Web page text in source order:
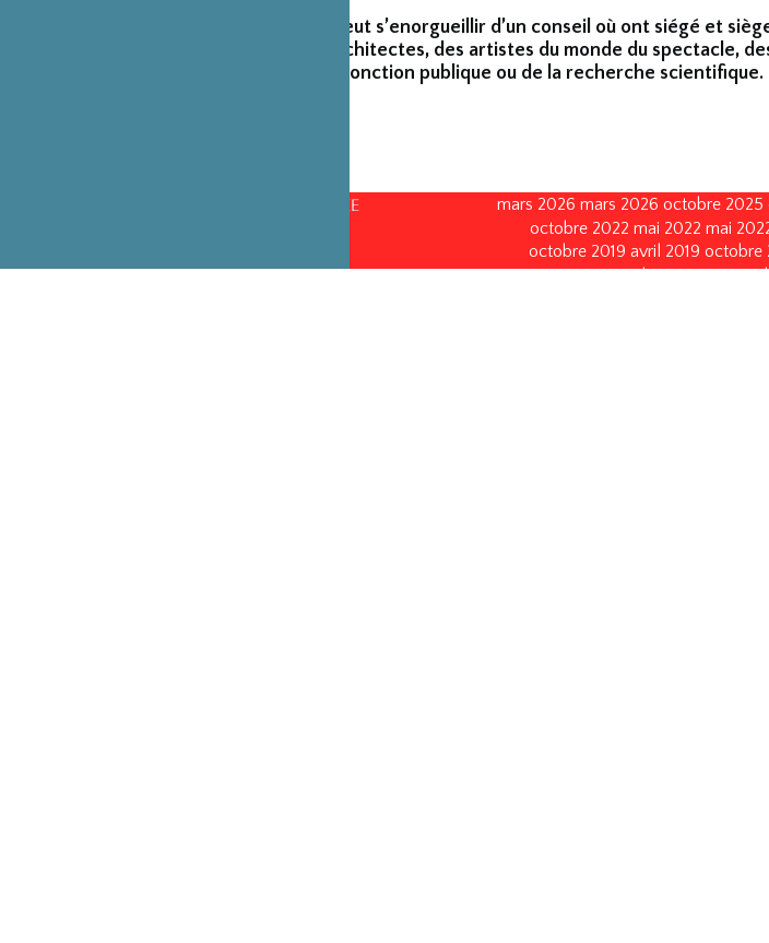
La Fondation peut s’enorgueillir d’un conseil où ont siégé et
créateurs et architectes, des artistes du monde du spectacle,
émérites de la fonction publique ou de la recherche scientifique.
CONSEILS D’ADMINISTRATION PAR ANNÉE mars 2026 mars 2026 octobre 2025
octobre 2022 mai 2022 mai
octobre 2019 avril 2019 octobre
janvier 2015 octobre 2014